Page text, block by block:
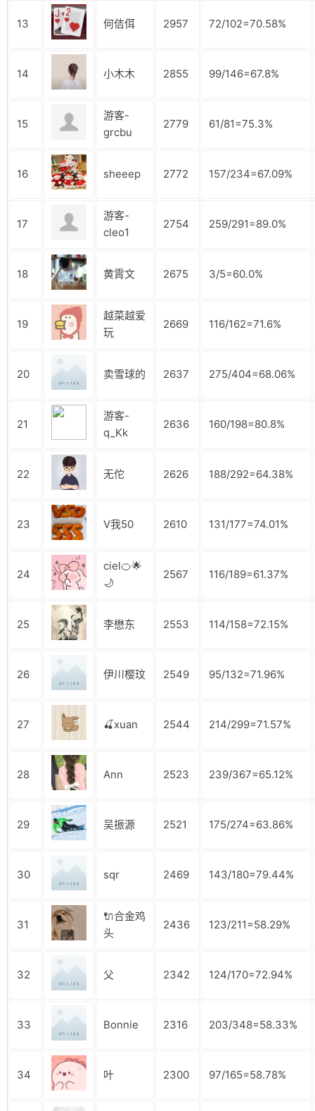
13 何佶佴 2957 72/102=70.58%
14 小木木 2855 99/146=67.8%
15
游客-
grcbu
2779 61/81=75.3%
16 sheeep 2772 157/234=67.09%
17
游客-
cleo1
2754 259/291=89.0%
18 黄霄文 2675 3/5=60.0%
19
越菜越爱
玩
2669 116/162=71.6%
20 卖雪球的 2637 275/404=68.06%
21
游客-
q_Kk
2636 160/198=80.8%
22 无佗 2626 188/292=64.38%
23 V我50 2610 131/177=74.01%
24
ciel🍊🌟
🌙
2567 116/189=61.37%
25 李懋东 2553 114/158=72.15%
26 伊川樱玟 2549 95/132=71.96%
27 🍒xuan 2544 214/299=71.57%
28 Ann 2523 239/367=65.12%
29 吴振源 2521 175/274=63.86%
30 sqr 2469 143/180=79.44%
31
🔌合金鸡
头
2436 123/211=58.29%
32 父 2342 124/170=72.94%
33 Bonnie 2316 203/348=58.33%
34 叶 2300 97/165=58.78%